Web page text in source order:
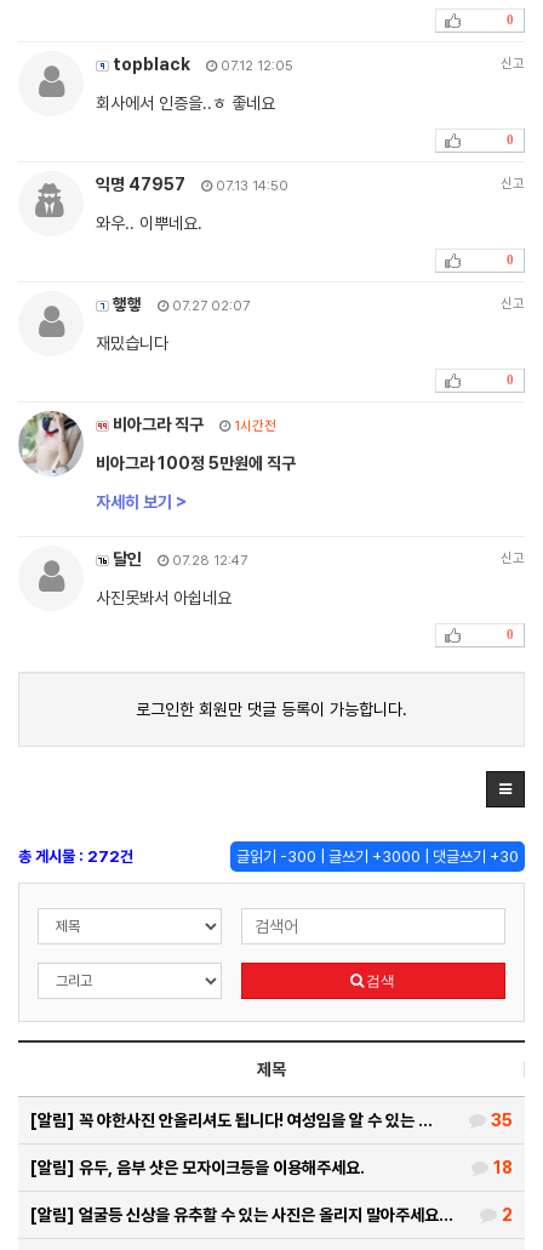
0
topblack 07.12 12:05 신고
회사에서 인증을..ㅎ 좋네요
0
익명 47957 07.13 14:50 신고
와우.. 이뿌네요.
0
햏햏 07.27 02:07 신고
재밌습니다
0
비아그라 직구 1시간전
비아그라 100정 5만원에 직구
자세히 보기 >
달인 07.28 12:47 신고
사진못봐서 아쉽네요
0
로그인한 회원만 댓글 등록이 가능합니다.
글읽기 -300 | 글쓰기 +3000 | 댓글쓰기 +30
총 게시물 : 272건
검색
제목
35
[알림] 꼭 야한사진 안올리셔도 됩니다! 여성임을 알 수 있는 …
18
[알림] 유두, 음부 샷은 모자이크등을 이용해주세요.
2
[알림] 얼굴등 신상을 유추할 수 있는 사진은 올리지 말아주세요…